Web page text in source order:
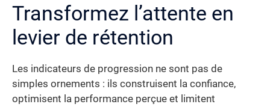
Transformez l’attente en
levier de rétention
Les indicateurs de progression ne sont pas de
simples ornements : ils construisent la confiance,
optimisent la performance perçue et limitent